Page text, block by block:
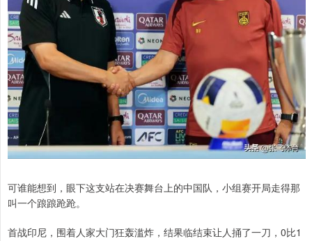
可谁能想到，眼下这支站在决赛舞台上的中国队，小组赛开局走得那
叫一个踉踉跄跄。
首战印尼，围着人家大门狂轰滥炸，结果临结束让人捅了一刀，0比1